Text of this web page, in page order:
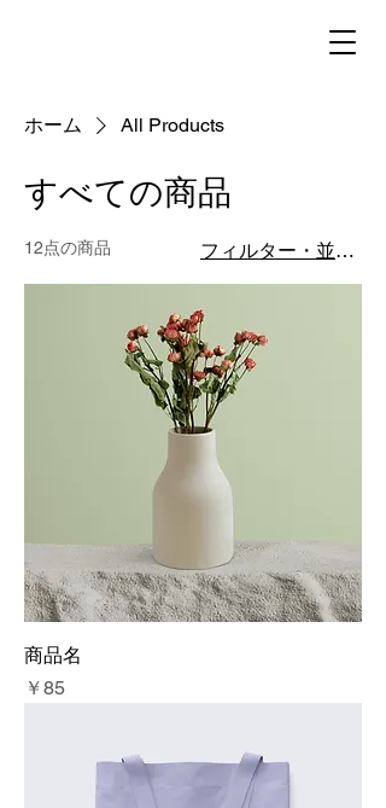
ホーム All Products
すべての商品
12点の商品 フィルター・並び替え
商品名
価格
￥85